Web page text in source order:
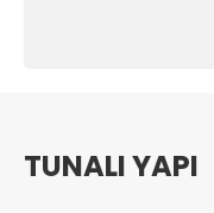
TUNALI YAPI